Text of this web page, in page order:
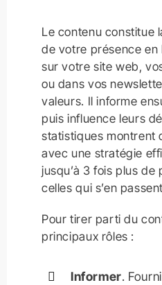
Le contenu constitue
de votre présence en
sur votre site web,
ou dans vos
valeurs. Il informe
puis influence leurs
statistiques montrent
avec une stratégie
jusqu’à 3 fois plus de
celles qui s’en
Pour tirer parti du
principaux rôles :
Informer.